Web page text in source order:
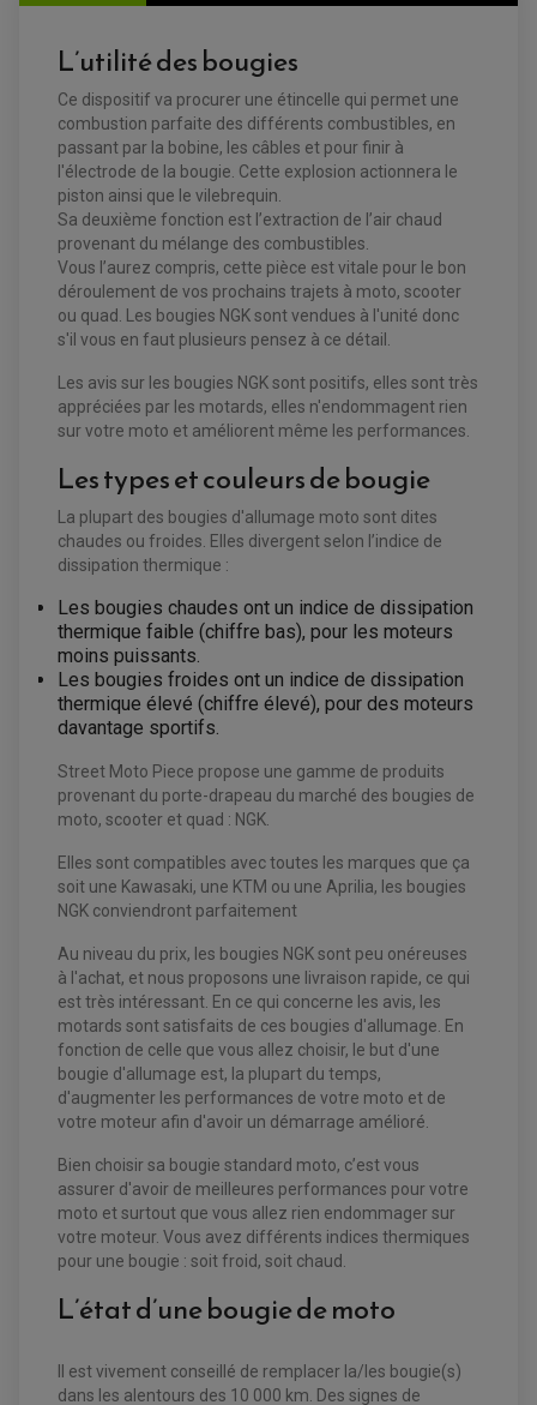
ACCESSOIRE ÉCHAPPEMENT
ÉLECTRICITÉ
ACCESSOIRES ELECTRIQUE
BATTERIE
CHARGEUR BATTERIE
CLIGNOTANT MOTO
CLIGNOTANT TYPE ORIGINE
DÉMARREUR
ECLAIRAGE MOTO
FEUX ADDITIONNELS
KIT RECONDITIONNEMENT DEMARREUR
POMPE A ESSENCE
REDRESSEUR / REGULATEUR
STATOR
ENTRETIEN MOTO
ATELIER, PADDOCK, STAND
ANTIPARASITE NGK
FILTRE A HUILE
OUTILLAGE
PRODUIT D'ENTRETIEN
ELECTRICITÉ
CLIGNOTANT TYPE ORIGINE
BATTERIE SCOOTER
CHARGEUR DE BATTERIE
REDRESSEUR / RÉGULATEUR
ECLAIRAGE SCOOTER
POMPE A ESSENCE
FREINAGE
DISQUE DE FREIN AVANT
ACCESSOIRE + VISSERIE FREINAGE
DISQUE DE FREIN ARRIERE
PLAQUETTE DE FREIN AVANT
MAÎTRE CYLINDRE
FILTRE A HUILE QUAD
EQUIPEMENT ELECTRIQUE QUAD / SSV
ACCESSOIRES ELECTRIQUE QUAD / SSV
BOITIER CDI QUAD ET SSV
CHARGEUR DE BATTERIE QUAD / SSV
COMPTEUR QUAD / SSV
DÉMARREUR
ECLAIRAGE LED / HALOGÈNE
KIT CHAÎNE
ROULETTE DE CHAÎNE
PIÈCE MOTEUR
POMPE À EAU BOYESEN
KIT RÉPARATION CARBU
KIT RÉPARATION POMPE A EAU
PIPE D'ADMISSION
DURITE RADIATEUR
L’utilité des bougies
Ce dispositif va procurer une étincelle qui permet une
combustion parfaite des différents combustibles, en
passant par la bobine, les câbles et pour finir à
l'électrode de la bougie. Cette explosion actionnera le
piston ainsi que le vilebrequin.
Sa deuxième fonction est l’extraction de l’air chaud
provenant du mélange des combustibles.
Vous l’aurez compris, cette pièce est vitale pour le bon
déroulement de vos prochains trajets à moto, scooter
ou quad. Les bougies NGK sont vendues à l'unité donc
s'il vous en faut plusieurs pensez à ce détail.
Les avis sur les bougies NGK sont positifs, elles sont très
appréciées par les motards, elles n'endommagent rien
sur votre moto et améliorent même les performances.
Les types et couleurs de bougie
La plupart des bougies d'allumage moto sont dites
chaudes ou froides. Elles divergent selon l’indice de
dissipation thermique :
Les bougies chaudes ont un indice de dissipation
thermique faible (chiffre bas), pour les moteurs
moins puissants.
Les bougies froides ont un indice de dissipation
thermique élevé (chiffre élevé), pour des moteurs
davantage sportifs.
Street Moto Piece propose une gamme de produits
provenant du porte-drapeau du marché des bougies de
moto, scooter et quad : NGK.
Elles sont compatibles avec toutes les marques que ça
soit une Kawasaki, une KTM ou une Aprilia, les bougies
NGK conviendront parfaitement
Au niveau du prix, les bougies NGK sont peu onéreuses
à l'achat, et nous proposons une livraison rapide, ce qui
est très intéressant. En ce qui concerne les avis, les
motards sont satisfaits de ces bougies d'allumage. En
fonction de celle que vous allez choisir, le but d'une
bougie d'allumage est, la plupart du temps,
d'augmenter les performances de votre moto et de
votre moteur afin d'avoir un démarrage amélioré.
Bien choisir sa bougie standard moto, c’est vous
assurer d'avoir de meilleures performances pour votre
moto et surtout que vous allez rien endommager sur
votre moteur. Vous avez différents indices thermiques
pour une bougie : soit froid, soit chaud.
L’état d’une bougie de moto
Il est vivement conseillé de remplacer la/les bougie(s)
dans les alentours des 10 000 km. Des signes de